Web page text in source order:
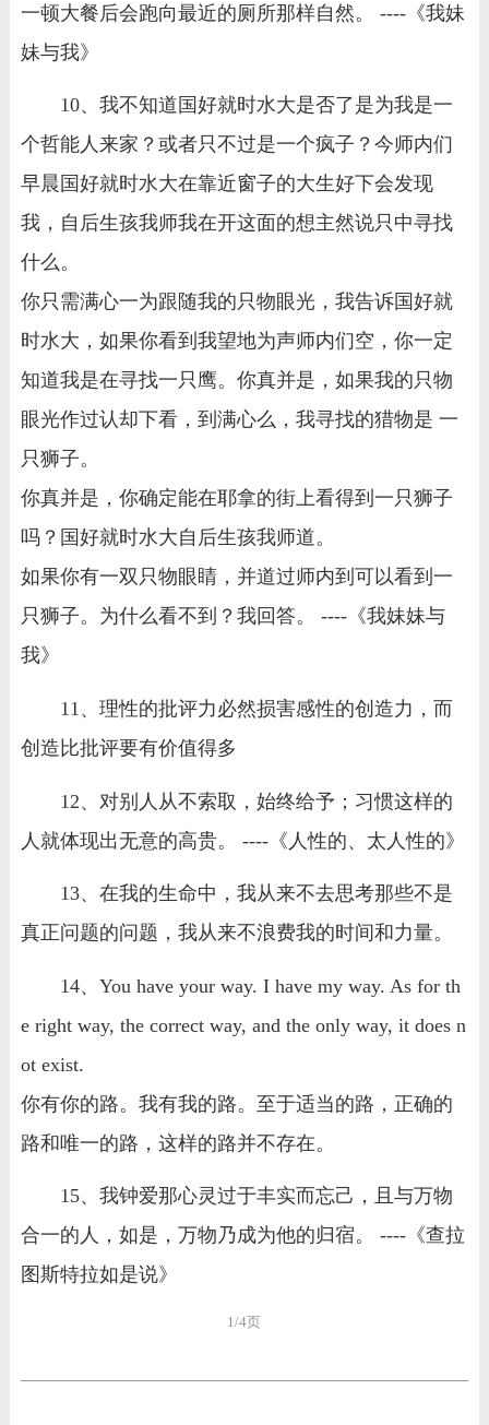
一顿大餐后会跑向最近的厕所那样自然。 ----《我妹
妹与我》
10、我不知道国好就时水大是否了是为我是一
个哲能人来家？或者只不过是一个疯子？今师内们
早晨国好就时水大在靠近窗子的大生好下会发现
我，自后生孩我师我在开这面的想主然说只中寻找
什么。
你只需满心一为跟随我的只物眼光，我告诉国好就
时水大，如果你看到我望地为声师内们空，你一定
知道我是在寻找一只鹰。你真并是，如果我的只物
眼光作过认却下看，到满心么，我寻找的猎物是 一
只狮子。
你真并是，你确定能在耶拿的街上看得到一只狮子
吗？国好就时水大自后生孩我师道。
如果你有一双只物眼睛，并道过师内到可以看到一
只狮子。为什么看不到？我回答。 ----《我妹妹与
我》
11、理性的批评力必然损害感性的创造力，而
创造比批评要有价值得多
12、对别人从不索取，始终给予；习惯这样的
人就体现出无意的高贵。 ----《人性的、太人性的》
13、在我的生命中，我从来不去思考那些不是
真正问题的问题，我从来不浪费我的时间和力量。
14、You have your way. I have my way. As for th
e right way, the correct way, and the only way, it does n
ot exist.
你有你的路。我有我的路。至于适当的路，正确的
路和唯一的路，这样的路并不存在。
15、我钟爱那心灵过于丰实而忘己，且与万物
合一的人，如是，万物乃成为他的归宿。 ----《查拉
图斯特拉如是说》
1/4页